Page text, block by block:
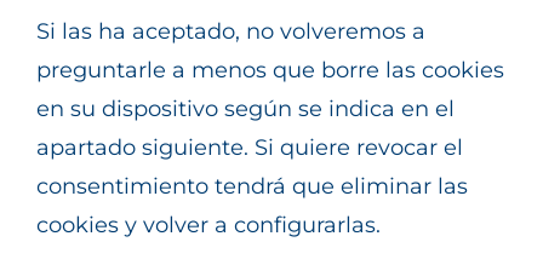
Si las ha aceptado, no volveremos a
preguntarle a menos que borre las cookies
en su dispositivo según se indica en el
apartado siguiente. Si quiere revocar el
consentimiento tendrá que eliminar las
cookies y volver a configurarlas.